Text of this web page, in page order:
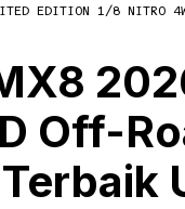
Fitur
EDITION 1/8 NITRO
Off-